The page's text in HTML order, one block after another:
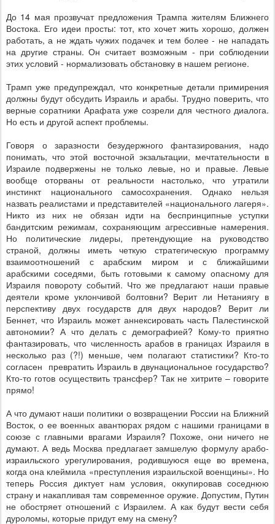
До 14 мая прозвучат предложения Трампа жителям Ближнего
Востока. Его идеи просты: тот, кто хочет жить хорошо, должен
работать, а не ждать чужих подачек и тем более - не нападать
на другие страны. Он считает возможным - при соблюдении
этих условий - нормализовать обстановку в нашем регионе.
Трамп уже предупреждал, что конкретные детали примирения
должны будут обсудить Израиль и арабы. Трудно поверить, что
верные соратники Арафата уже созрели для честного диалога.
Но есть и другой аспект проблемы.
Говоря о заразности безудержного фантазирования, надо
понимать, что этой восточной экзальтации, мечтательности в
Израиле подвержены не только левые, но и правые. Левые
вообще оторваны от реальности настолько, что утратили
инстинкт национального самосохранения. Однако нельзя
назвать реалистами и представителей «национального лагеря».
Никто из них не обязан идти на беспринципные уступки
бандитским режимам, сохраняющим агрессивные намерения.
Но политические лидеры, претендующие на руководство
страной, должны иметь четкую стратегическую программу
взаимоотношений с арабским миром и с ближайшими
арабскими соседями, быть готовыми к самому опасному для
Израиля повороту событий. Что же предлагают наши правые
деятели кроме уклончивой болтовни? Верит ли Нетаниягу в
перспективу двух государств для двух народов? Верит ли
Беннет, что Израиль может аннексировать часть Палестинской
автономии? А что делать с демографией? Кому-то приятно
фантазировать, что численность арабов в границах Израиля в
несколько раз (?!) меньше, чем полагают статистики? Кто-то
согласен превратить Израиль в двунациональное государство?
Кто-то готов осуществить трансфер? Так не хитрите – говорите
прямо!
А что думают наши политики о возвращении России на Ближний
Восток, о ее военных авантюрах рядом с нашими границами в
союзе с главными врагами Израиля? Похоже, они ничего не
думают. А ведь Москва предлагает замшелую формулу арабо-
израильского урегулирования, родившуюся еще во времена,
когда она клеймила «преступления израильской военщины». Но
теперь Россия диктует нам условия, оккупировав соседнюю
страну и накапливая там современное оружие. Допустим, Путин
не обостряет отношений с Израилем. А как будут вести себя
дуроломы, которые придут ему на смену?